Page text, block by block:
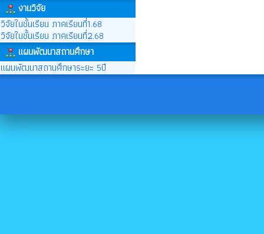
งานวิจัย
วิจัยในชั้นเรียน ภาคเรียนที่1.68
วิจัยในชั้นเรียน ภาคเรียนที่2.68
แผนพัฒนาสถานศึกษา
แผนพัฒนาสถานศึกษาระยะ 5ปี